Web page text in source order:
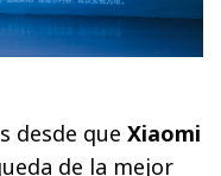
desde queXiaomi
de la mejor